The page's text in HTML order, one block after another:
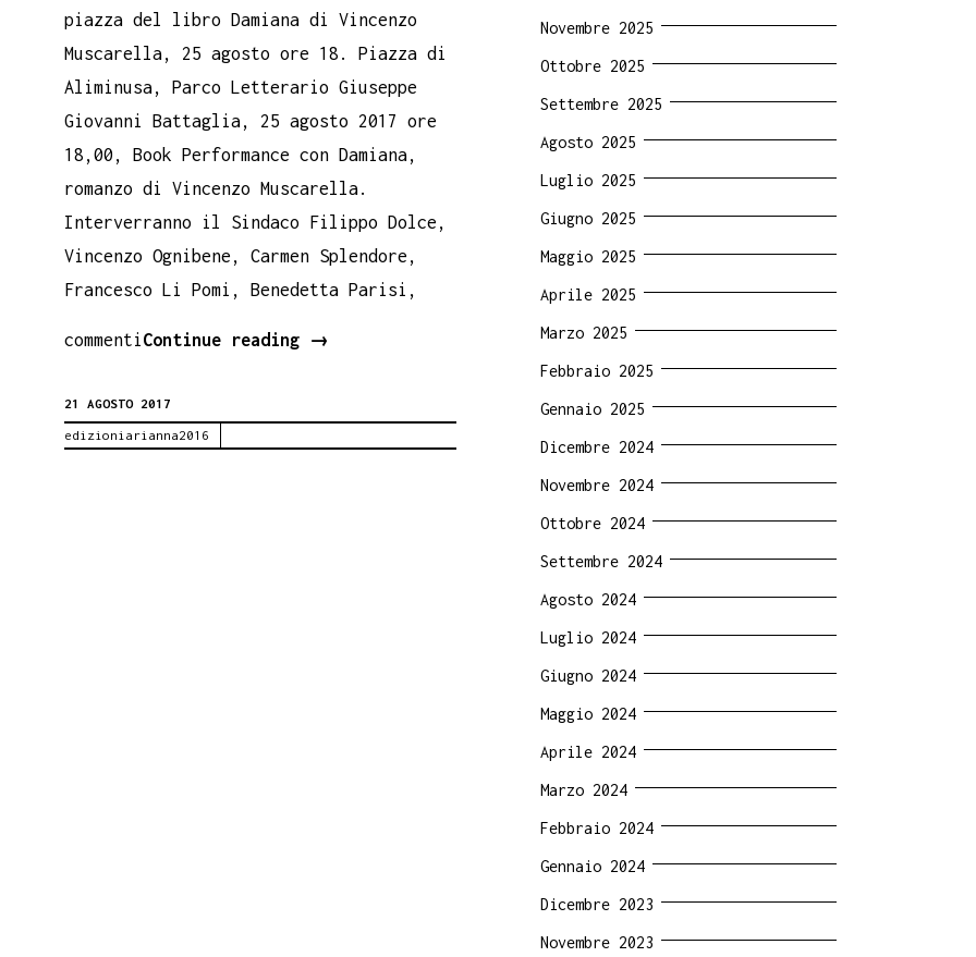
piazza del libro Damiana di Vincenzo
Muscarella, 25 agosto ore 18. Piazza di
Aliminusa, Parco Letterario Giuseppe
Giovanni Battaglia, 25 agosto 2017 ore
18,00, Book Performance con Damiana,
romanzo di Vincenzo Muscarella.
Interverranno il Sindaco Filippo Dolce,
Vincenzo Ognibene, Carmen Splendore,
Francesco Li Pomi, Benedetta Parisi,
commentiContinue reading
ALIMINUSA
→
21 AGOSTO 2017
edizioniarianna2016
Novembre 2025
Ottobre 2025
Settembre 2025
Agosto 2025
Luglio 2025
Giugno 2025
Maggio 2025
Aprile 2025
Marzo 2025
Febbraio 2025
Gennaio 2025
Dicembre 2024
Novembre 2024
Ottobre 2024
Settembre 2024
Agosto 2024
Luglio 2024
Giugno 2024
Maggio 2024
Aprile 2024
Marzo 2024
Febbraio 2024
Gennaio 2024
Dicembre 2023
Novembre 2023